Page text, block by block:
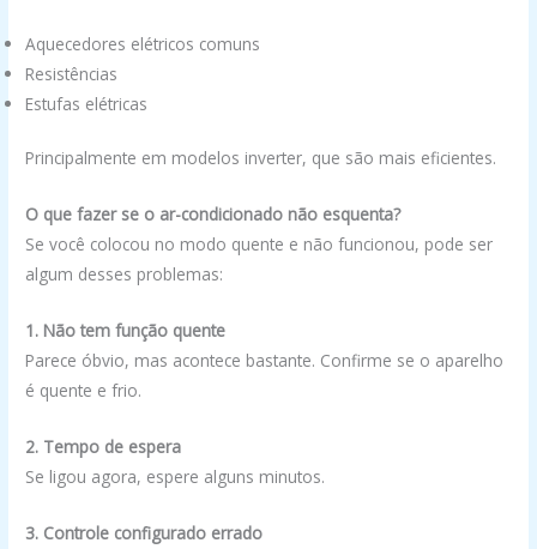
Aquecedores elétricos comuns
Resistências
Estufas elétricas
Principalmente em modelos inverter, que são mais eficientes.
O que fazer se o ar-condicionado não esquenta?
Se você colocou no modo quente e não funcionou, pode ser
algum desses problemas:
1. Não tem função quente
Parece óbvio, mas acontece bastante. Confirme se o aparelho
é quente e frio.
2. Tempo de espera
Se ligou agora, espere alguns minutos.
3. Controle configurado errado